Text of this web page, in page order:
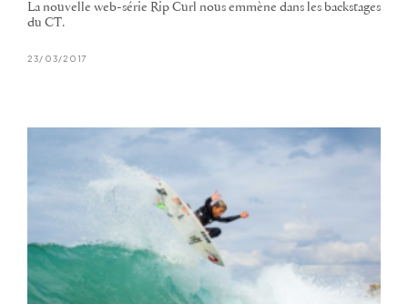
La nouvelle web-série Rip Curl nous emmène dans les backstages
du CT.
23/03/2017